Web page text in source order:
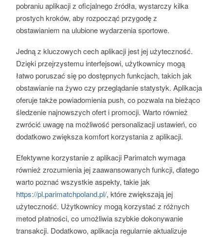
pobraniu aplikacji z oficjalnego źródła, wystarczy kilka
prostych kroków, aby rozpocząć przygodę z
obstawianiem na ulubione wydarzenia sportowe.
Jedną z kluczowych cech aplikacji jest jej użyteczność.
Dzięki przejrzystemu interfejsowi, użytkownicy mogą
łatwo poruszać się po dostępnych funkcjach, takich jak
obstawianie na żywo czy przeglądanie statystyk. Aplikacja
oferuje także powiadomienia push, co pozwala na bieżąco
śledzenie najnowszych ofert i promocji. Warto również
zwrócić uwagę na możliwość personalizacji ustawień, co
dodatkowo zwiększa komfort korzystania z aplikacji.
Efektywne korzystanie z aplikacji Parimatch wymaga
również zrozumienia jej zaawansowanych funkcji, dlatego
warto poznać wszystkie aspekty, takie jak
https://pl.parimatchpoland.pl/, które zwiększają jej
użyteczność. Użytkownicy mogą korzystać z różnych
metod płatności, co umożliwia szybkie dokonywanie
transakcji. Dodatkowo, aplikacja regularnie aktualizuje